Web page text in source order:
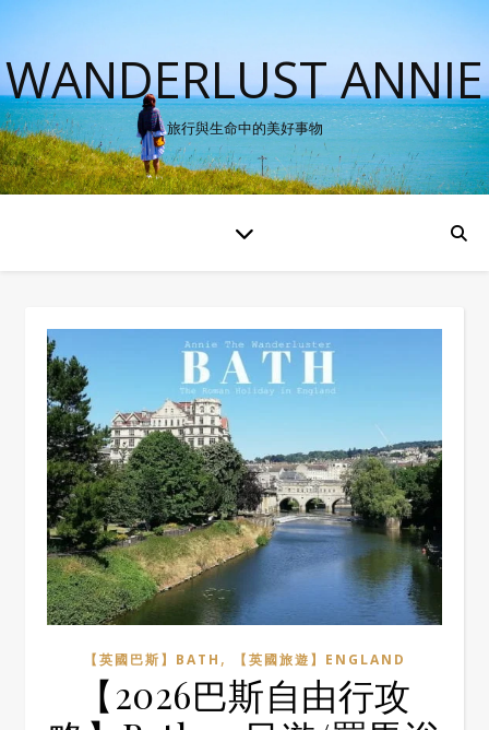
WANDERLUST ANNIE
旅行與生命中的美好事物
【英國巴斯】BATH , 【英國旅遊】ENGLAND
【2026巴斯自由行攻